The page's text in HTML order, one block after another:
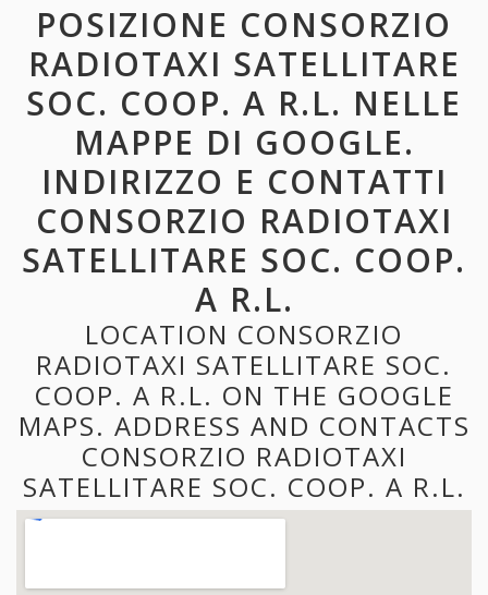
POSIZIONE CONSORZIO
RADIOTAXI SATELLITARE
SOC. COOP. A R.L. NELLE
MAPPE DI GOOGLE.
INDIRIZZO E CONTATTI
CONSORZIO RADIOTAXI
SATELLITARE SOC. COOP.
A R.L.
LOCATION CONSORZIO
RADIOTAXI SATELLITARE SOC.
COOP. A R.L. ON THE GOOGLE
MAPS. ADDRESS AND CONTACTS
CONSORZIO RADIOTAXI
SATELLITARE SOC. COOP. A R.L.